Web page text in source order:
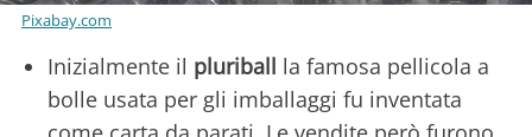
Pixabay.com
Inizialmente il pluriball la famosa pellicola a
bolle usata per gli imballaggi fu inventata